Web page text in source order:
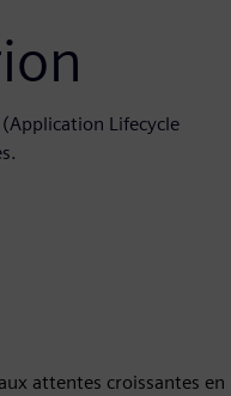
Lifecycle
attentes croissantes en